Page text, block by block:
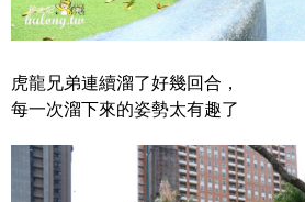
虎龍兄弟連續溜了好幾回合，
每一次溜下來的姿勢太有趣了